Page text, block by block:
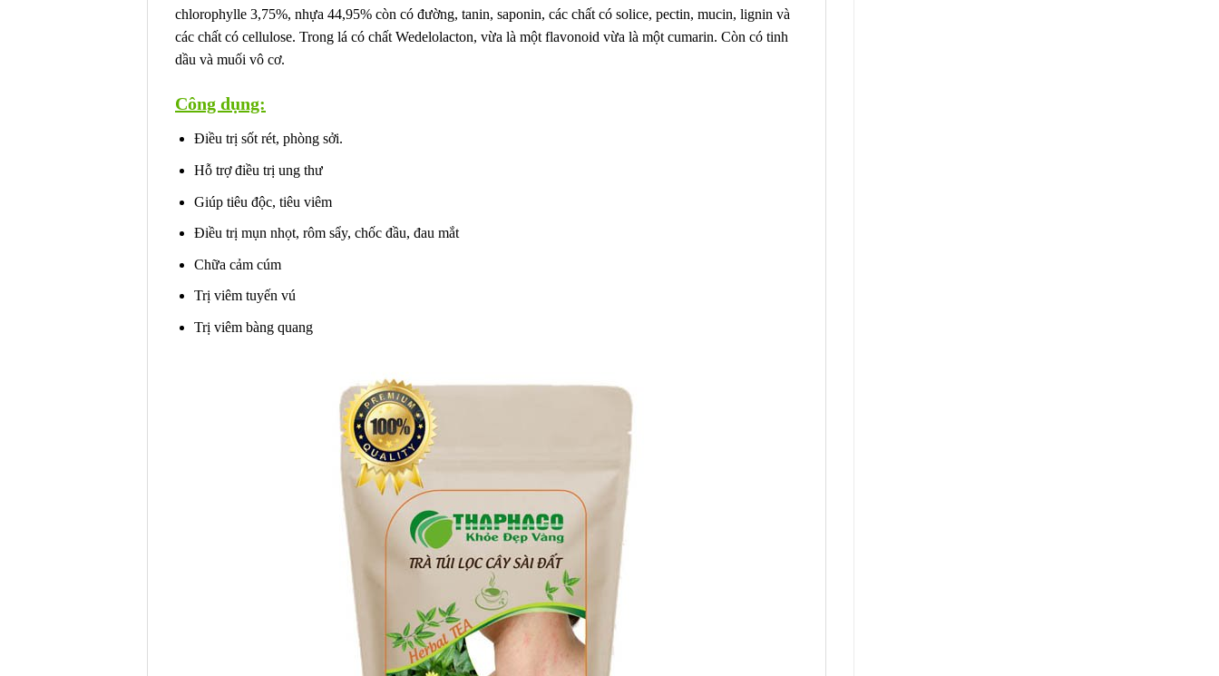
chlorophylle 3,75%, nhựa 44,95% còn có đường, tanin, saponin, các chất có solice, pectin, mucin, lignin và
các chất có cellulose. Trong lá có chất Wedelolacton, vừa là một flavonoid vừa là một cumarin. Còn có tinh
dầu và muối vô cơ.
Công dụng:
Điều trị sốt rét, phòng sởi.
Hỗ trợ điều trị ung thư
Giúp tiêu độc, tiêu viêm
Điều trị mụn nhọt, rôm sẩy, chốc đầu, đau mắt
Chữa cảm cúm
Trị viêm tuyến vú
Trị viêm bàng quang